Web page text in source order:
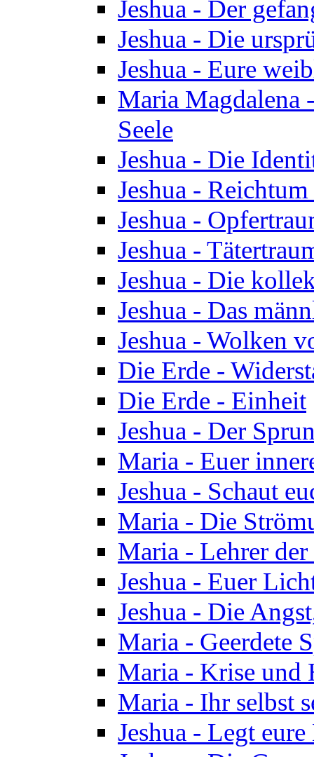
Jeshua - Der
Jeshua - Die
Jeshua - Eure
Maria Magdalena
Seele
Jeshua - Die
Jeshua -
Jeshua -
Jeshua -
Jeshua - Die
Jeshua - Das
Jeshua - Wolken
Die Erde -
Die Erde - Einheit
Jeshua - Der
Maria - Euer
Jeshua - Schaut
Maria - Die
Maria - Lehrer
Jeshua - Euer
Jeshua - Die
Maria - Geerdete
Maria - Krise und
Maria - Ihr selbst
Jeshua - Legt